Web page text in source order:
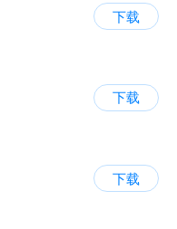
下载
下载
下载